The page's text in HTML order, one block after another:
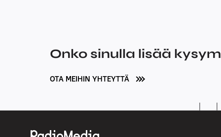
Onko sinulla lisää
OTA MEIHIN YHTEYTTÄ